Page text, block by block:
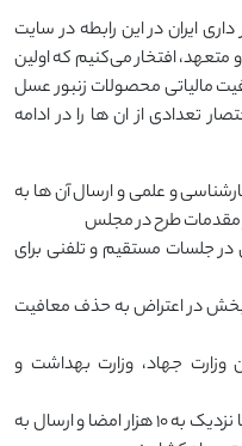
ايران در این رابطه در سایت
افتخار می‌کنیم که اولین
مالیاتی محصولات زنبور عسل
تعدادی از ان ها را در ادامه
کارشناسی و علمی و ارسال آن‌ ها به
مقدمات طرح در مجلس
مجلس در جلسات مستقیم و تلفنی برای
فعالان بخش در اعتراض به حذف معافیت
وزارت جهاد، وزارت بهداشت و
تشکیل کارزار امضا و تهیه طوماری با نزدیک به ۱۰ هزار امضا و ارسال به